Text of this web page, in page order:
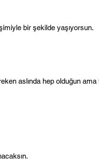
bir şekilde yaşıyorsun.
aslında hep olduğun ama